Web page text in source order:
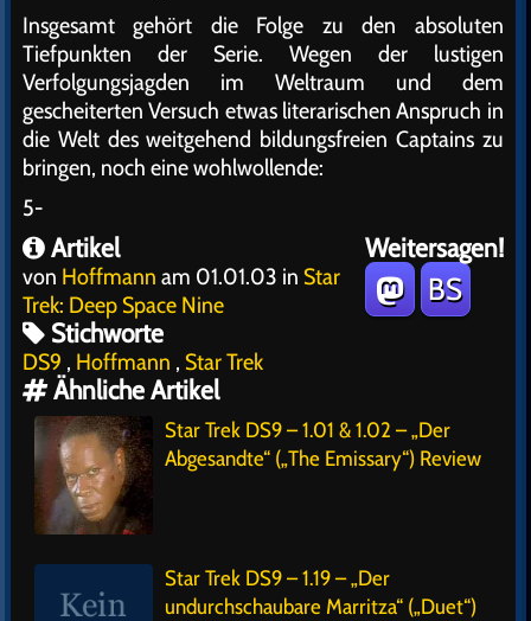
Insgesamt gehört die Folge zu den absoluten
Tiefpunkten der Serie. Wegen der lustigen
Verfolgungsjagden im Weltraum und dem
gescheiterten Versuch etwas literarischen Anspruch in
die Welt des weitgehend bildungsfreien Captains zu
bringen, noch eine wohlwollende:
5-
Weitersagen!
BS
Artikel
von Hoffmann am 01.01.03 in Star
Trek: Deep Space Nine
Stichworte
DS9 , Hoffmann , Star Trek
Ähnliche Artikel
Star Trek DS9 – 1.01 & 1.02 – „Der
Abgesandte“ („The Emissary“) Review
Star Trek DS9 – 1.19 – „Der
undurchschaubare Marritza“ („Duet“)